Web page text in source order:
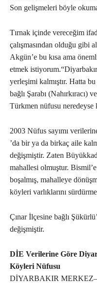
Son gelişmeleri böyle
Tırnak içinde vereceğim
çalışmasından olduğu gibi
Akgün’e bu kısa ama
etmek
yerleşimi kalmıştır. Hatta
bağlı Şarabı (Nahırkıracı)
Türkmen nüfusu neredeyse
2003 Nüfus sayımı
’da bir ya da birkaç aile
değişmiştir. Zaten
mahallesi olmuştur. Bismil’e
boşalmış, mahalleye
köyleri varlıklarını
Çınar İlçesine bağlı
değişmiştir.
DİE Verilerine Göre
Köyleri Nüfusu
DİYARBAKIR